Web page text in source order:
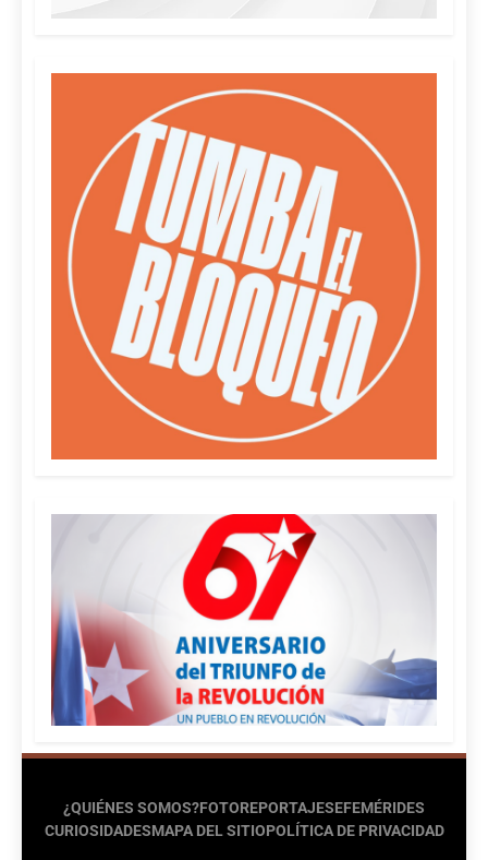
¿QUIÉNES SOMOS?FOTOREPORTAJESEFEMÉRIDES
CURIOSIDADESMAPA DEL SITIOPOLÍTICA DE PRIVACIDAD